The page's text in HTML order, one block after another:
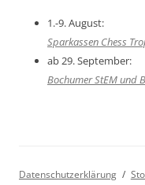
1.-9. August:
Sparkassen Chess
ab 29. September:
Bochumer StEM und
Datenschutzerklärung